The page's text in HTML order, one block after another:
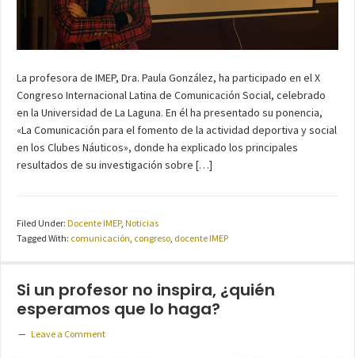
La profesora de IMEP, Dra. Paula González, ha participado en el X
Congreso Internacional Latina de Comunicación Social, celebrado
en la Universidad de La Laguna. En él ha presentado su ponencia,
«La Comunicación para el fomento de la actividad deportiva y social
en los Clubes Náuticos», donde ha explicado los principales
resultados de su investigación sobre […]
Filed Under: Docente IMEP, Noticias
Tagged With: comunicación, congreso, docente IMEP
Si un profesor no inspira, ¿quién
esperamos que lo haga?
Leave a Comment